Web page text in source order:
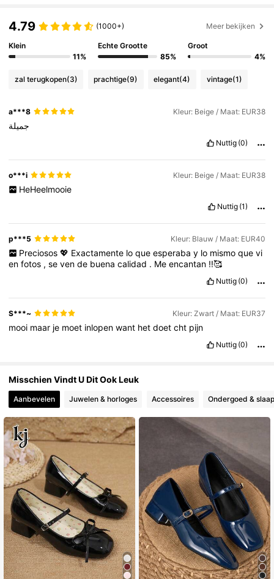
4.85 806K Volgers
4.85 806K Volgers
4.85 806K Volgers
4.79 (1000+) Meer bekijken
Klein
11%
Echte Grootte
85%
Groot
4%
zal terugkopen(3) prachtige(9) elegant(4) vintage(1)
a***8 Kleur: Beige / Maat: EUR38
جميلة
Nuttig (0)
o***i Kleur: Beige / Maat: EUR38
HeHeelmooie
Nuttig (1)
p***5 Kleur: Blauw / Maat: EUR40
Preciosos 💖 Exactamente lo que esperaba y lo mismo que vi
enfotos ,sevende buenacalidad . Meencantan !!🥰
Nuttig (0)
S***~ Kleur: Zwart / Maat: EUR37
mooi maar je moet inlopenwant hetdoetcht pijn
Nuttig (0)
Misschien Vindt U Dit Ook Leuk
Aanbevelen Juwelen & horloges Accessoires Ondergoed &